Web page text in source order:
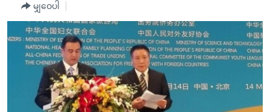
အစ္စရေး-ပါလက်စတိုင်း
အင်္ဂလိပ်စာလေ့လာမယ်
အမေရိကန်သုံးအီဒီယံ
မကြေးမုံရဲ့ အင်္ဂလိပ်စာ
ရုပ်ရှင်ထဲက အင်္ဂလိပ်စာ
သုတပဒေသာ အင်္ဂလိပ်စာ
အပတ်စဉ်ကဏ္ဍများ
ရေဒီယို
ရေဒီယိုနှင့်ရုပ်သံ အချက်အလက်များ
ရေဒီယို/တီဗွီအစီအစဉ်
မျှဝေပါ